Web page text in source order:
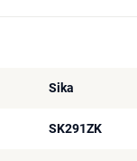
Sika
SK291ZK